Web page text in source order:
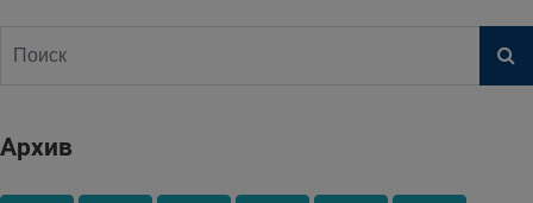
Архив